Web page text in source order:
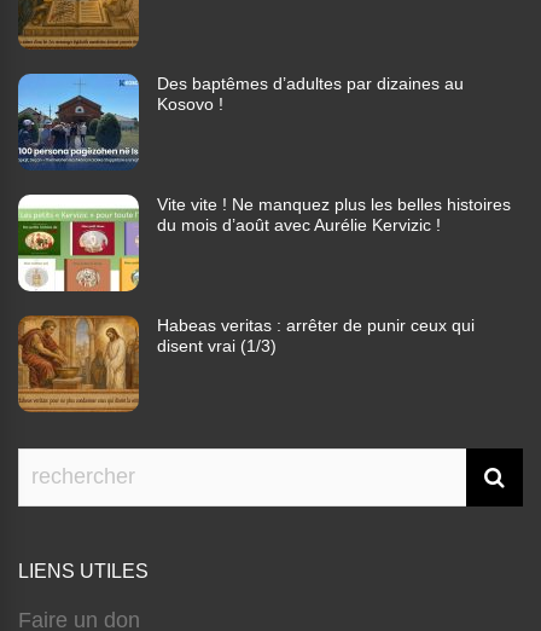
Des baptêmes d’adultes par dizaines au
Kosovo !
Vite vite ! Ne manquez plus les belles histoires
du mois d’août avec Aurélie Kervizic !
Habeas veritas : arrêter de punir ceux qui
disent vrai (1/3)
LIENS UTILES
Faire un don